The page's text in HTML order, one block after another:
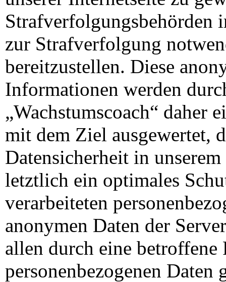
Strafverfolgungsbehörden
zur Strafverfolgung
bereitzustellen. Diese
Informationen werden
„Wachstumscoach“ daher
mit dem Ziel ausgewertet,
Datensicherheit in
letztlich ein optimales
verarbeiteten
anonymen Daten der
allen durch eine betroffene
personenbezogenen Daten